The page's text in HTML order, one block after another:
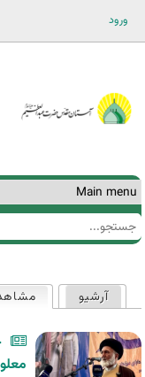
ورود
فرم
جستجو
اولیه
آرشیو